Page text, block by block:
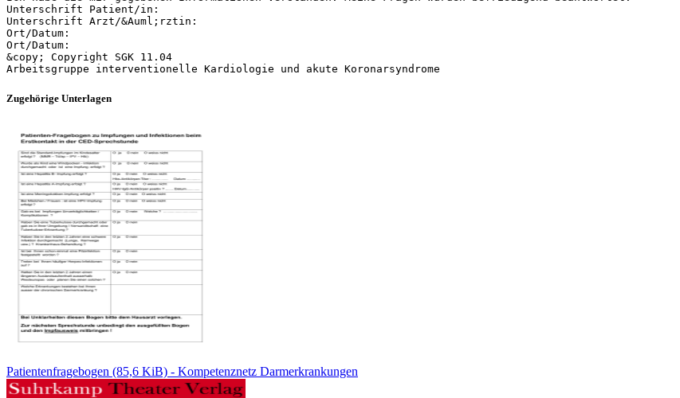
Unterschrift Patient/in:
Unterschrift Arzt/&Auml;rztin:
Ort/Datum:
Ort/Datum:
&copy; Copyright SGK 11.04
Zugehörige Unterlagen
Patientenfragebogen (85,6 KiB) - Kompetenznetz Darmerkrankungen